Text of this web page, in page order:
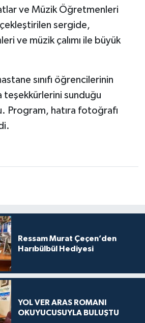
ve Müzik Öğretmenleri
sergide,
ve müzik çalımı ile büyük
sınıfı öğrencilerinin
teşekkürlerini sunduğu
Program, hatıra fotoğrafı
Ressam Murat Çeçen’den
Harıbülbül Hediyesi
YOL VER ARAS ROMANI
OKUYUCUSUYLA BULUŞTU